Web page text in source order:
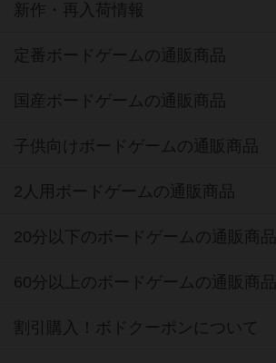
新作・再入荷情報
定番ボードゲームの通販商品
国産ボードゲームの通販商品
子供向けボードゲームの通販商品
2人用ボードゲームの通販商品
20分以下のボードゲームの通販商品
60分以上のボードゲームの通販商品
割引購入！ボドクーポンについて